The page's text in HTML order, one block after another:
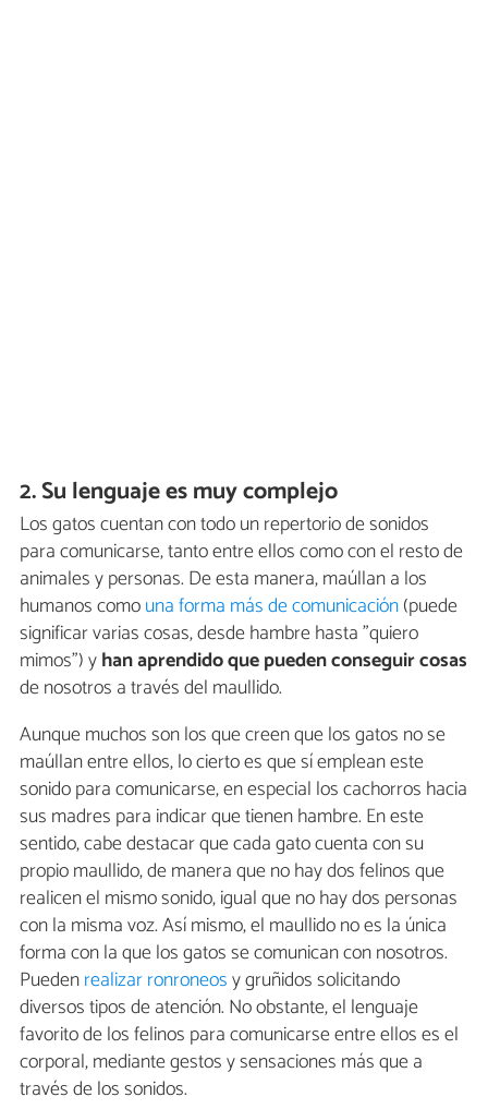
2. Su lenguaje es muy complejo
Los gatos cuentan con todo un repertorio de sonidos
para comunicarse, tanto entre ellos como con el resto de
animales y personas. De esta manera, maúllan a los
humanos comouna forma más de comunicación(puede
significar varias cosas, desde hambre hasta "quiero
mimos") yhan aprendido que pueden conseguir cosas
de nosotros a través del maullido.
Aunque muchos son los que creen que los gatos no se
maúllan entre ellos, lo cierto es que sí emplean este
sonido para comunicarse, en especial los cachorros hacia
sus madres para indicar que tienen hambre. En este
sentido, cabe destacar que cada gato cuenta con su
propio maullido, de manera que no hay dos felinos que
realicen el mismo sonido, igual que no hay dos personas
con la misma voz. Así mismo, el maullido no es la única
forma con la que los gatos se comunican con nosotros.
Puedenrealizar ronroneosy gruñidos solicitando
diversos tipos de atención. No obstante, el lenguaje
favorito de los felinos para comunicarse entre ellos es el
corporal, mediante gestos y sensaciones más que a
través de los sonidos.